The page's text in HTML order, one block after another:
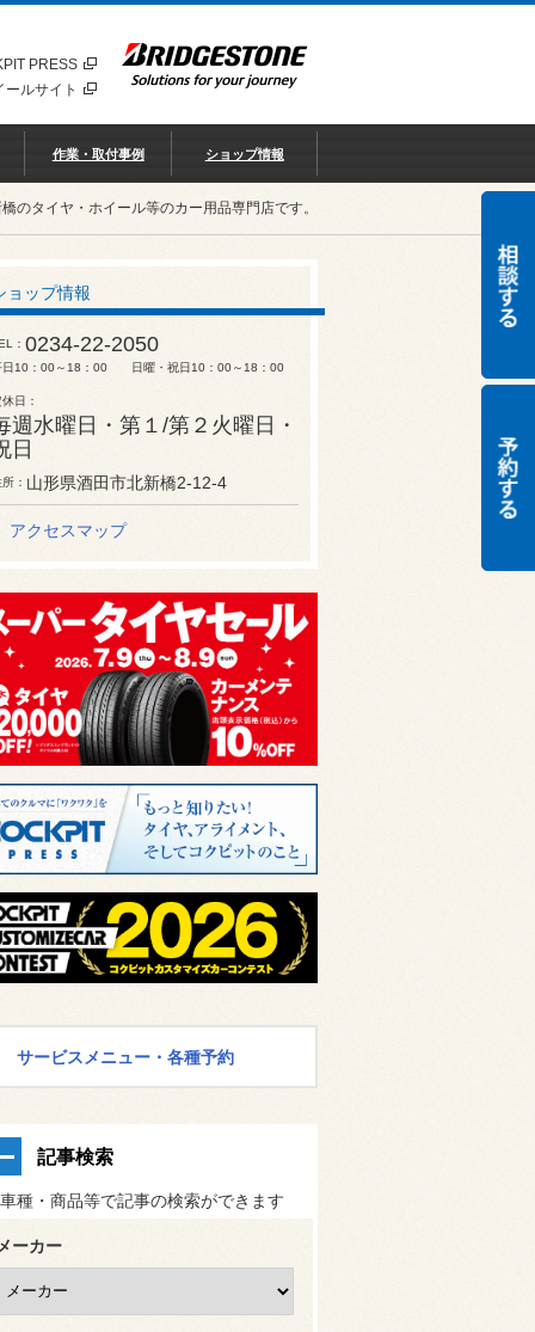
PRESS
ルサイト
作業・取付事例 ショップ情報
のタイヤ・ホイール等のカー用品専門店です。
ョップ情報
0234-22-2050
日10：00～18：00 日曜・祝日10：00～18：00
日
週水曜日・第１/第２火曜日・
日
所 山形県酒田市北新橋2-12-4
アクセスマップ
サービスメニュー・各種予約
記事検索
種・商品等で記事の検索ができます
ーカー